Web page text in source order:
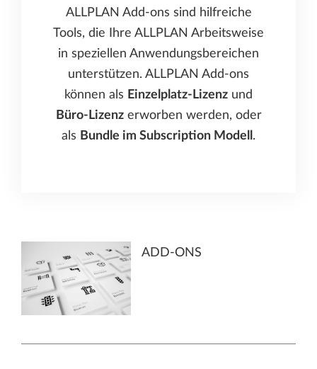
ALLPLAN Add-ons sind hilfreiche
Tools, die Ihre ALLPLAN Arbeitsweise
in speziellen Anwendungsbereichen
unterstützen. ALLPLAN Add-ons
können als Einzelplatz-Lizenz und
Büro-Lizenzerworben werden, oder
als Bundle im Subscription Modell .
ADD-ONS